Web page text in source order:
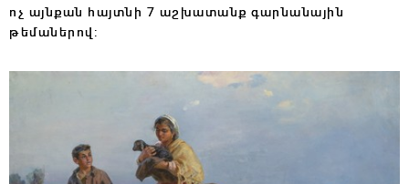
ոչ այնքան հայտնի 7 աշխատանք գարնանային
թեմաներով: